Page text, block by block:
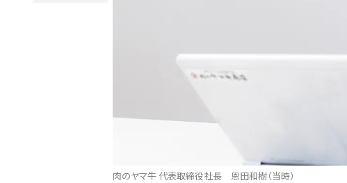
肉のヤマ牛 代表取締役社長 恩田和樹（当時）